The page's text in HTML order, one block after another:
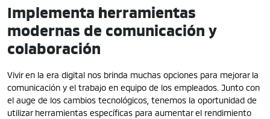
Implementa herramientas
modernas de comunicación y
colaboración
Vivir en la era digital nos brinda muchas opciones para mejorar la
comunicación y el trabajo en equipo de los empleados. Junto con
el auge de los cambios tecnológicos, tenemos la oportunidad de
utilizar herramientas específicas para aumentar el rendimiento